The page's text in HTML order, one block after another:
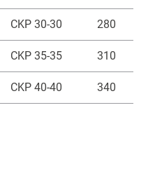
CKP 30-30 280
CKP 35-35 310
CKP 40-40 340